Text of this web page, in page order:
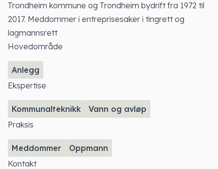
Trondheim kommune og Trondheim bydrift fra 1972 til
2017. Meddommer i entreprisesaker i tingrett og
lagmannsrett
Hovedområde
Anlegg
Ekspertise
Kommunalteknikk
Vann og avløp
Praksis
Meddommer
Oppmann
Kontakt